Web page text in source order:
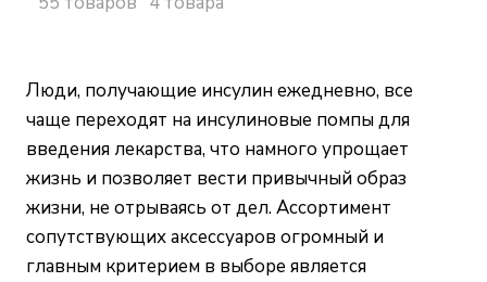
Люди, получающие инсулин ежедневно, все
чаще переходят на инсулиновые помпы для
введения лекарства, что намного упрощает
жизнь и позволяет вести привычный образ
жизни, не отрываясь от дел. Ассортимент
сопутствующих аксессуаров огромный и
главным критерием в выборе является